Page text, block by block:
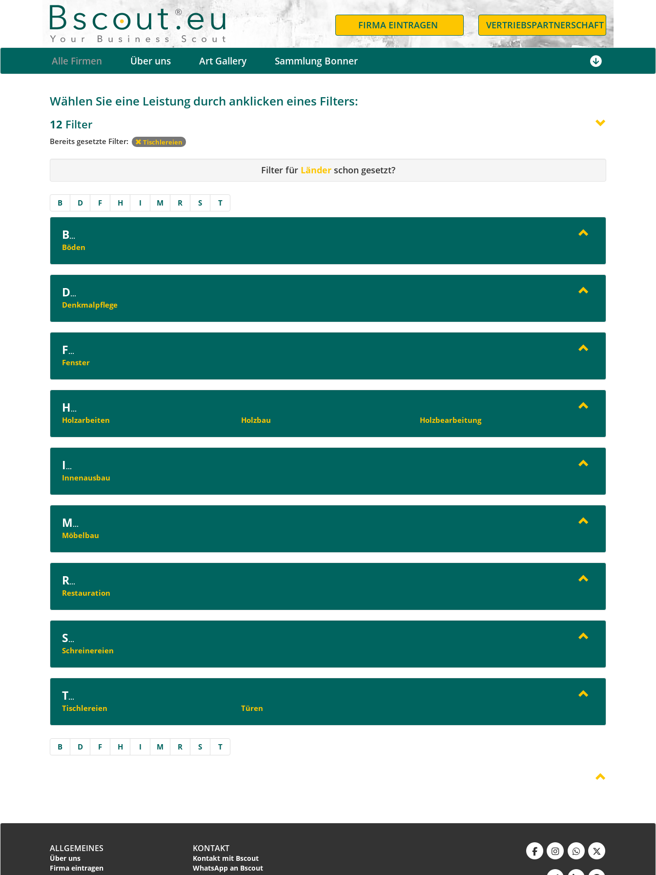
FIRMA EINTRAGEN VERTRIEBSPARTNERSCHAFT
Alle Firmen Über uns Art Gallery Sammlung Bonner
Wählen Sie eine Leistung durch anklicken eines Filters:
12 Filter
Bereits gesetzte Filter: Tischlereien
Filter für Länderschon gesetzt?
B D F H I M R S T
B...
Böden
D...
Denkmalpflege
F...
Fenster
H...
Holzarbeiten
Holzbau Holzbearbeitung
I...
Innenausbau
M...
Möbelbau
R...
Restauration
S...
Schreinereien
T...
Tischlereien
Türen
B D F H I M R S T
ALLGEMEINES
Über uns
Firma eintragen
KONTAKT
Kontakt mit Bscout
WhatsApp an Bscout